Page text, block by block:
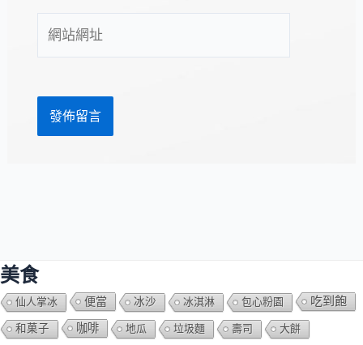
地
站
美食
仙人掌冰 便當 冰沙 冰淇淋 包心粉園 吃到飽
和菓子 咖啡 地瓜 垃圾麵 壽司 大餅